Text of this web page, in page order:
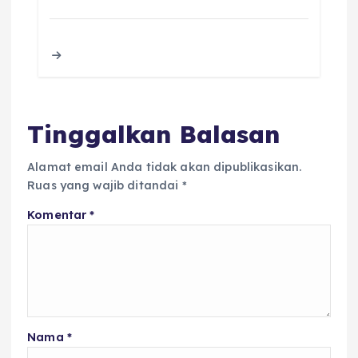
e te ts l
a re
Tinggalkan Balasan
Alamat email Anda tidak akan dipublikasikan.
Ruas yang wajib ditandai *
Komentar*
Nama *